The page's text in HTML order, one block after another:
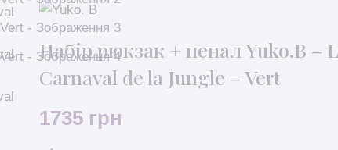
Набір рюкзак + пенал Yuko.B –
Carnaval de la Jungle – Vert
1735 грн